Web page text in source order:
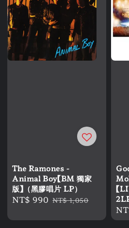
The Ramones -
Animal Boy【BM 獨家
版】（黑膠唱片 LP）
Sale
NT$ 990 Regular
NT$ 1,050
【